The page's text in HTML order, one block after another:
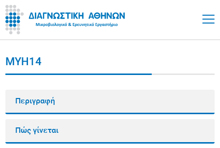
MYH14
Περιγραφή
Πώς γίνεται